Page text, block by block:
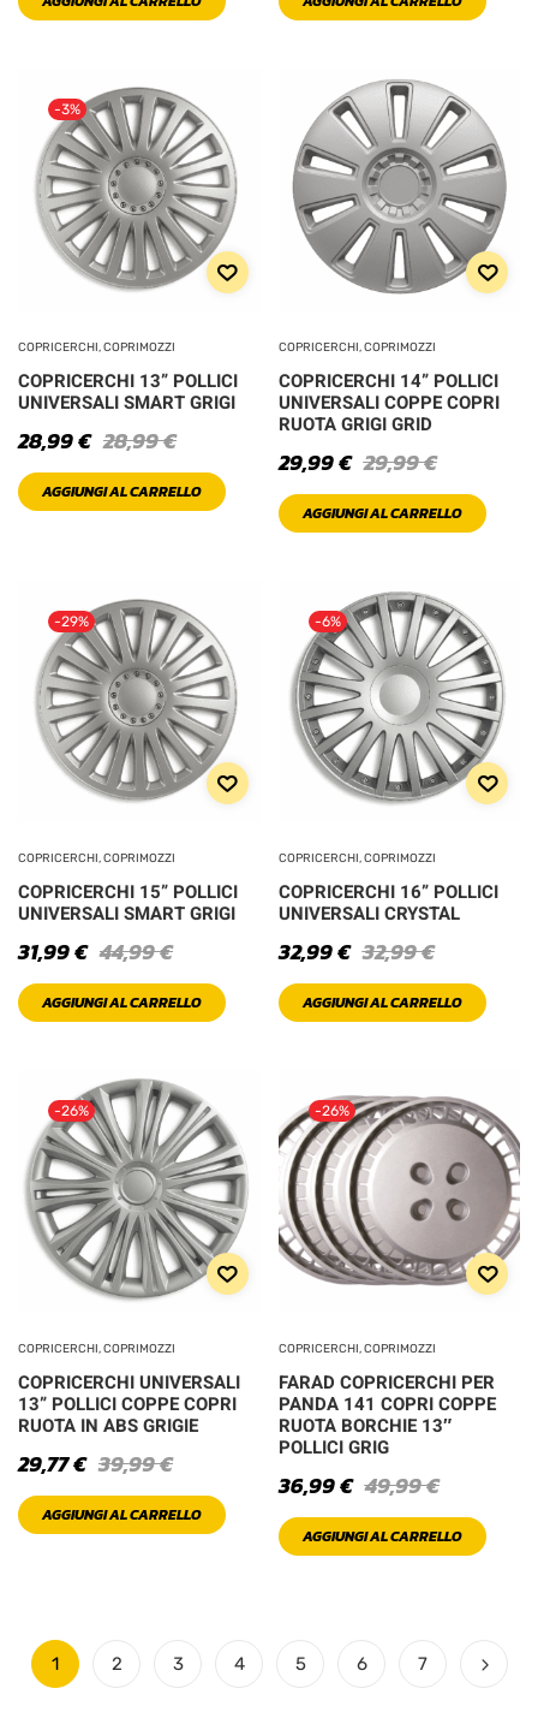
-3%
COPRICERCHI, COPRIMOZZI
COPRICERCHI 13” POLLICI
UNIVERSALI SMART GRIGI
28,99€
28,99€
AGGIUNGI AL CARRELLO
COPRICERCHI, COPRIMOZZI
COPRICERCHI 14” POLLICI
UNIVERSALI COPPE COPRI
RUOTA GRIGI GRID
29,99€
29,99€
AGGIUNGI AL CARRELLO
-29%
COPRICERCHI, COPRIMOZZI
COPRICERCHI 15” POLLICI
UNIVERSALI SMART GRIGI
44,99€
31,99€
AGGIUNGI AL CARRELLO
-6%
COPRICERCHI, COPRIMOZZI
COPRICERCHI 16” POLLICI
UNIVERSALI CRYSTAL
32,99€
32,99€
AGGIUNGI AL CARRELLO
-26%
COPRICERCHI, COPRIMOZZI
COPRICERCHI UNIVERSALI
13” POLLICI COPPE COPRI
RUOTA IN ABS GRIGIE
39,99€
29,77€
AGGIUNGI AL CARRELLO
-26%
COPRICERCHI, COPRIMOZZI
FARAD COPRICERCHI PER
PANDA 141 COPRI COPPE
RUOTA BORCHIE 13″
POLLICI GRIG
49,99€
36,99€
AGGIUNGI AL CARRELLO
1 2 3 4 5 6 7